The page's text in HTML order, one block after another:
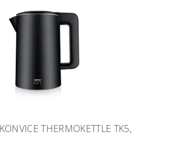
THERMOKETTLE TK5,